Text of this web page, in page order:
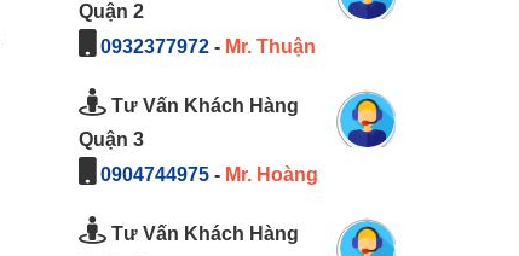
Quận 2
0932377972- Mr. Thuận
Tư Vấn Khách Hàng
Quận 3
0904744975- Mr. Hoàng
Tư Vấn Khách Hàng